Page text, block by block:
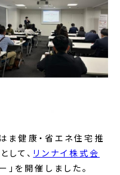
ま健康・省エネ住宅推
て、 リンナイ株式会
を開催しました。